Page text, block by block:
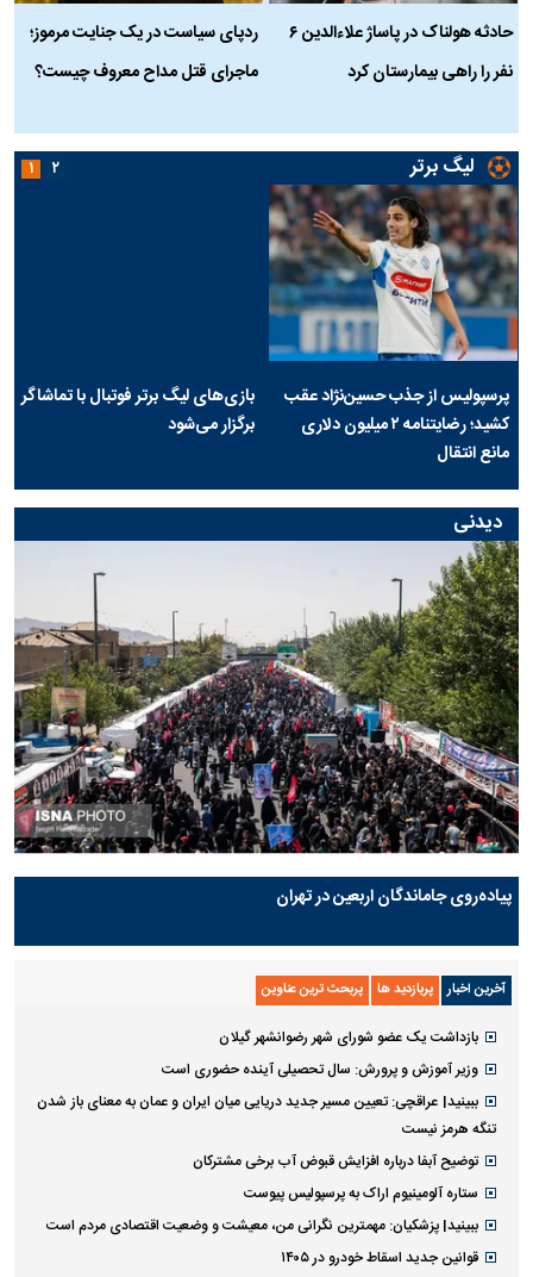
حادثه هولناک در پاساژ علاءالدین ۶
نفر را راهی بیمارستان کرد
ردپای سیاست در یک جنایت مرموز؛
ماجرای قتل مداح معروف چیست؟
لیگ برتر
پرسپولیس از جذب حسین‌نژاد عقب
کشید؛ رضایتنامه ۲ میلیون دلاری
مانع انتقال
بازی‌های لیگ برتر فوتبال با تماشاگر
برگزار می‌شود
۱ ۲
دیدنی
پیاده‌روی جاماندگان اربعین در تهران
آخرین اخبار پربازدید ها پربحث ترین عناوین
بازداشت یک عضو شورای شهر رضوانشهر گیلان
وزیر آموزش و پرورش: سال تحصیلی آینده حضوری است
ببینید| عراقچی: تعیین مسیر جدید دریایی میان ایران و عمان به معنای باز شدن
تنگه هرمز نیست
توضیح آبفا درباره افزایش قبوض آب برخی مشترکان
ستاره آلومینیوم اراک به پرسپولیس پیوست
ببینید| پزشکیان: مهمترین نگرانی من، معیشت و وضعیت اقتصادی مردم است
قوانین جدید اسقاط خودرو در ۱۴۰۵